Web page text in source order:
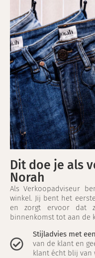
Dit doe je als
Norah
Als Verkoopadviseur
winkel. Jij bent het
en zorgt ervoor dat
binnenkomst tot aan de
Stijladvies met
van de klant en
klant écht blij van